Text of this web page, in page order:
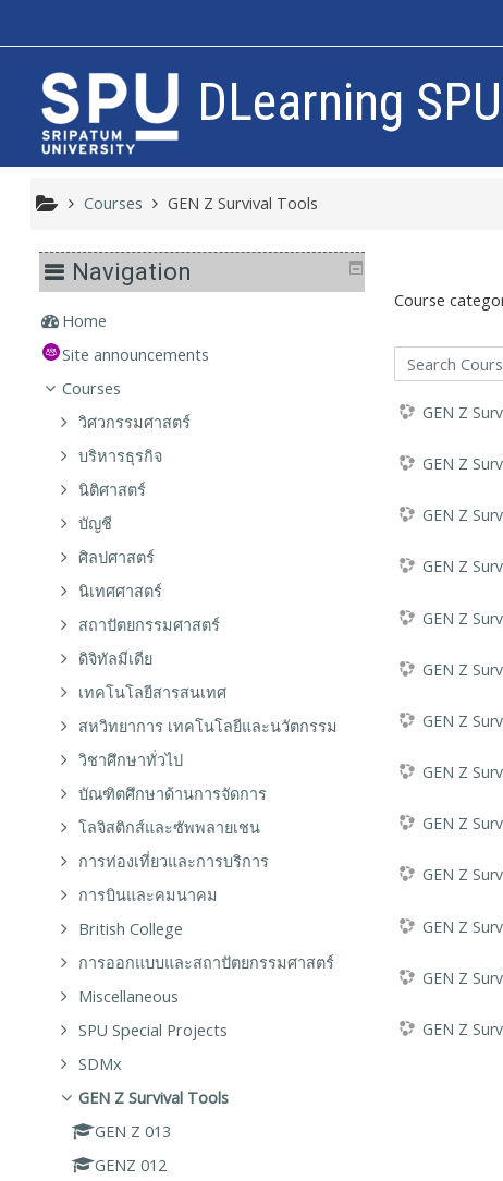
DLearning SPU
Courses GEN Z Survival Tools
Course
Search Courses
GEN Z
GEN Z
GEN Z
GEN Z
GEN Z
GEN Z
GEN Z
GEN Z
GEN Z
GEN Z
GEN Z
GEN Z
GEN Z
Navigation
Home
Site announcements
Courses
วิศวกรรมศาสตร์
บริหารธุรกิจ
นิติศาสตร์
บัญชี
ศิลปศาสตร์
นิเทศศาสตร์
สถาปัตยกรรมศาสตร์
ดิจิทัลมีเดีย
เทคโนโลยีสารสนเทศ
สหวิทยาการ เทคโนโลยีและนวัตกรรม
วิชาศึกษาทั่วไป
บัณฑิตศึกษาด้านการจัดการ
โลจิสติกส์และซัพพลายเชน
การท่องเที่ยวและการบริการ
การบินและคมนาคม
British College
การออกแบบและสถาปัตยกรรมศาสตร์
Miscellaneous
SPU Special Projects
SDMx
GEN Z Survival Tools
GEN Z 013
GENZ 012